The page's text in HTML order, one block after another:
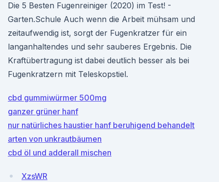
Die 5 Besten Fugenreiniger (2020) im Test! -
Garten.Schule Auch wenn die Arbeit mühsam und
zeitaufwendig ist, sorgt der Fugenkratzer für ein
langanhaltendes und sehr sauberes Ergebnis. Die
Kraftübertragung ist dabei deutlich besser als bei
Fugenkratzern mit Teleskopstiel.
cbd gummiwürmer 500mg
ganzer grüner hanf
nur natürliches haustier hanf beruhigend behandelt
arten von unkrautbäumen
cbd öl und adderall mischen
XzsWR